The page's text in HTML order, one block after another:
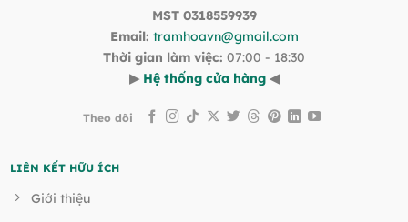
MST 0318559939
Email: tramhoavn@gmail.com
Thời gian làm việc: 07:00 - 18:30
▶ Hệ thống cửa hàng ◀
Theo dõi
LIÊN KẾT HỮU ÍCH
Giới thiệu